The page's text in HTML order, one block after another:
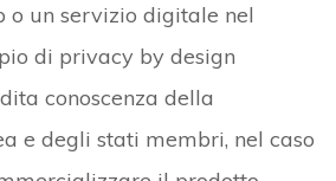
o un servizio digitale nel
di privacy by design
conoscenza della
e degli stati membri, nel caso